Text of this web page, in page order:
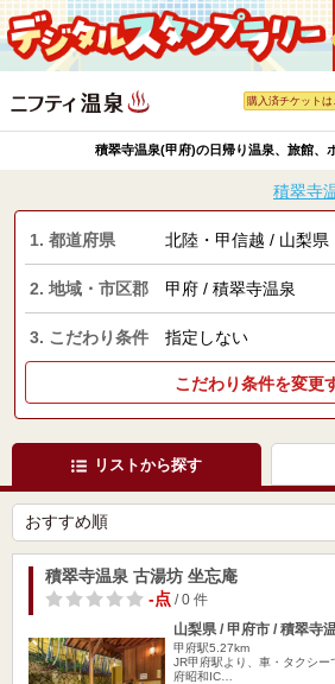
購入済チケットは
積翠寺温泉(甲府)の日帰り温泉、旅館、
積翠寺
1. 都道府県 北陸・甲信越 / 山梨県
2. 地域・市区郡 甲府 / 積翠寺温泉
3. こだわり条件 指定しない
こだわり条件を変更
リストから探す
積翠寺温泉 古湯坊 坐忘庵
-点/ 0 件
山梨県 / 甲府市 / 積翠寺
甲府駅5.27km
JR甲府駅より、車・タクシー
府昭和IC…